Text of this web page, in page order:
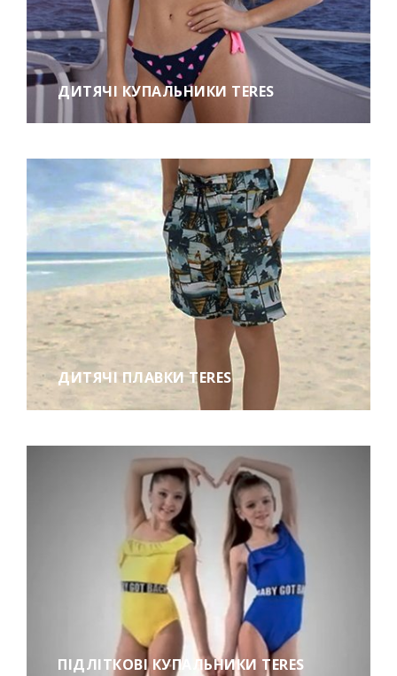
ДИТЯЧІ КУПАЛЬНИКИ TERES
ДИТЯЧІ ПЛАВКИ TERES
ПІДЛІТКОВІ КУПАЛЬНИКИ TERES